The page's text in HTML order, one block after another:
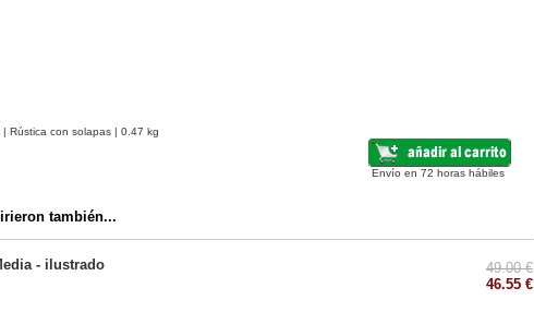
Rústica con solapas | 0.47 kg
Envío en 72 horas hábiles
también...
- ilustrado
49.00 €
46.55 €